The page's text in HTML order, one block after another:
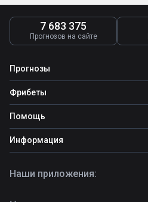
7 683 375
Прогнозов на сайте
Прогнозы
Все прогнозы
Топ ставок
Прогнозы на футбол
Фрибеты
Фрибеты
Помощь
Школа ставок
Вопросы и ответы
Информация
Правила
Наши приложения: